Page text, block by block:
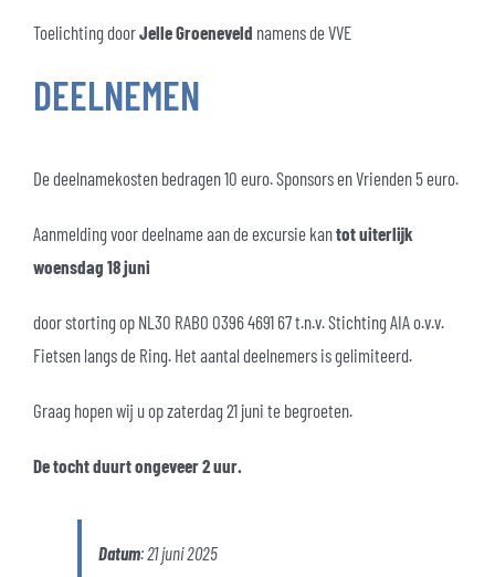
Toelichting doorJelle Groeneveld namens de VVE
DEELNEMEN
De deelnamekosten bedragen 10 euro. Sponsors en Vrienden 5 euro.
Aanmelding voor deelname aan de excursie kantot uiterlijk
woensdag 18 juni
door storting op NL30 RABO 0396 4691 67 t.n.v. Stichting AIA o.v.v.
Fietsen langs de Ring. Het aantal deelnemers is gelimiteerd.
Graag hopen wij u op zaterdag 21 juni te begroeten.
De tocht duurt ongeveer 2 uur.
Datum: 21 juni 2025